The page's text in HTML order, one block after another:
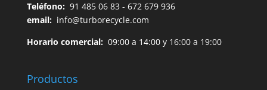
Teléfono: 91 485 06 83 - 672 679 936
email: info@turborecycle.com
Horario comercial:09:00 a 14:00 y 16:00 a 19:00
Productos